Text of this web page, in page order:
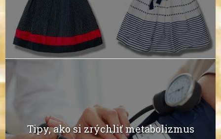
Tipy, ako si zrýchliť metabolizmus